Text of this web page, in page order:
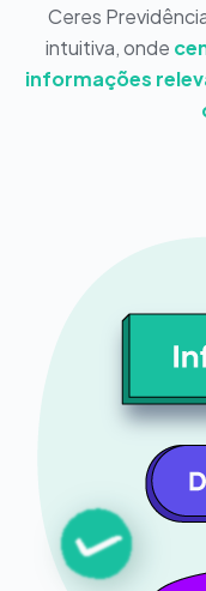
Ceres
intuitiva, onde
informações